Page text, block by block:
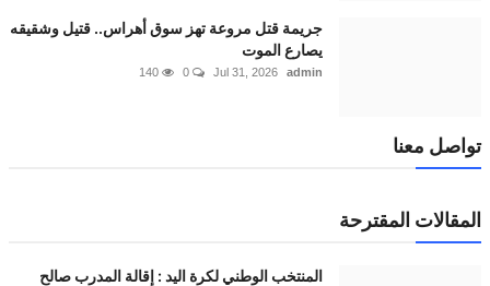
جريمة قتل مروعة تهز سوق أهراس.. قتيل وشقيقه
يصارع الموت
Jul 31, 2026
0
140
معنا
المقترحة
المنتخب الوطني لكرة اليد : إقالة المدرب صالح